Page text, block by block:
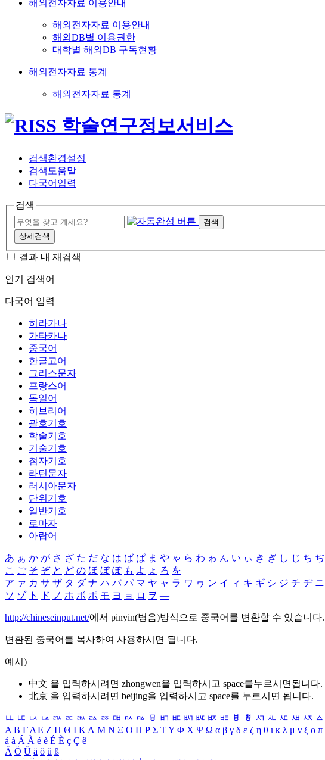
해외전자자료 이용안내
해외전자자료 이용안내
해외DB별 이용권한
대학별 해외DB 구독현황
해외전자자료 통계
해외전자자료 통계
검색환경설정
검색도움말
다국어입력
검색
검색
상세검색
결과 내 재검색
인기 검색어
다국어 입력
히라가나
가타카나
중국어
한글고어
그리스문자
프랑스어
독일어
히브리어
괄호기호
학술기호
기술기호
첨자기호
라틴문자
러시아문자
단위기호
일반기호
로마자
아랍어
あ ぁ か が さ ざ た だ な は ば ぱ ま や ゃ ら わ ゎ ん い ぃ き ぎ し じ ち ぢ
こ ご そ ぞ と ど の ほ ぼ ぽ も よ ょ ろ を
ア ァ カ サ ザ タ ダ ナ ハ バ パ マ ヤ ャ ラ ワ ヮ ン イ ィ キ ギ シ ジ チ ヂ ニ
ソ ゾ ト ド ノ ホ ボ ポ モ ヨ ョ ロ ヲ ―
http://chineseinput.net/에서 pinyin(병음)방식으로 중국어를 변환할 수 있습니다.
변환된 중국어를 복사하여 사용하시면 됩니다.
예시)
中文 을 입력하시려면 zhongwen을 입력하시고 space를누르시면됩니다.
北京 을 입력하시려면 beijing을 입력하시고 space를 누르시면 됩니다.
ㅥ ㅦ ㅧ ㅨ ㅩ ㅪ ㅫ ㅬ ㅭ ㅮ ㅯ ㅰ ㅱ ㅲ ㅳ ㅴ ㅵ ㅶ ㅷ ㅸ ㅹ ㅺ ㅻ ㅼ ㅽ ㅾ ㅿ
Α Β ΓΔ Ε Ζ Η Θ Ι ΚΛ Μ Ν Ξ Ο Π Ρ Σ ΤΥ Φ Χ Ψ Ω α β γ δ ε ζ η θ ι κ λ μ ν ξ ο π
á à Á À é è É È ç Ç ê
Ä Ö Ü ä ö ü ß